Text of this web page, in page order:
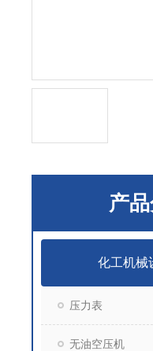
产
化工机械
压力表
无油空压机